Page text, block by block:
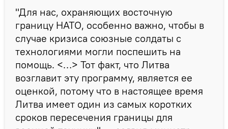
"Для нас, охраняющих восточную
границу НАТО, особенно важно, чтобы в
случае кризиса союзные солдаты с
технологиями могли поспешить на
помощь. <…> Тот факт, что Литва
возглавит эту программу, является ее
оценкой, потому что в настоящее время
Литва имеет один из самых коротких
сроков пересечения границы для